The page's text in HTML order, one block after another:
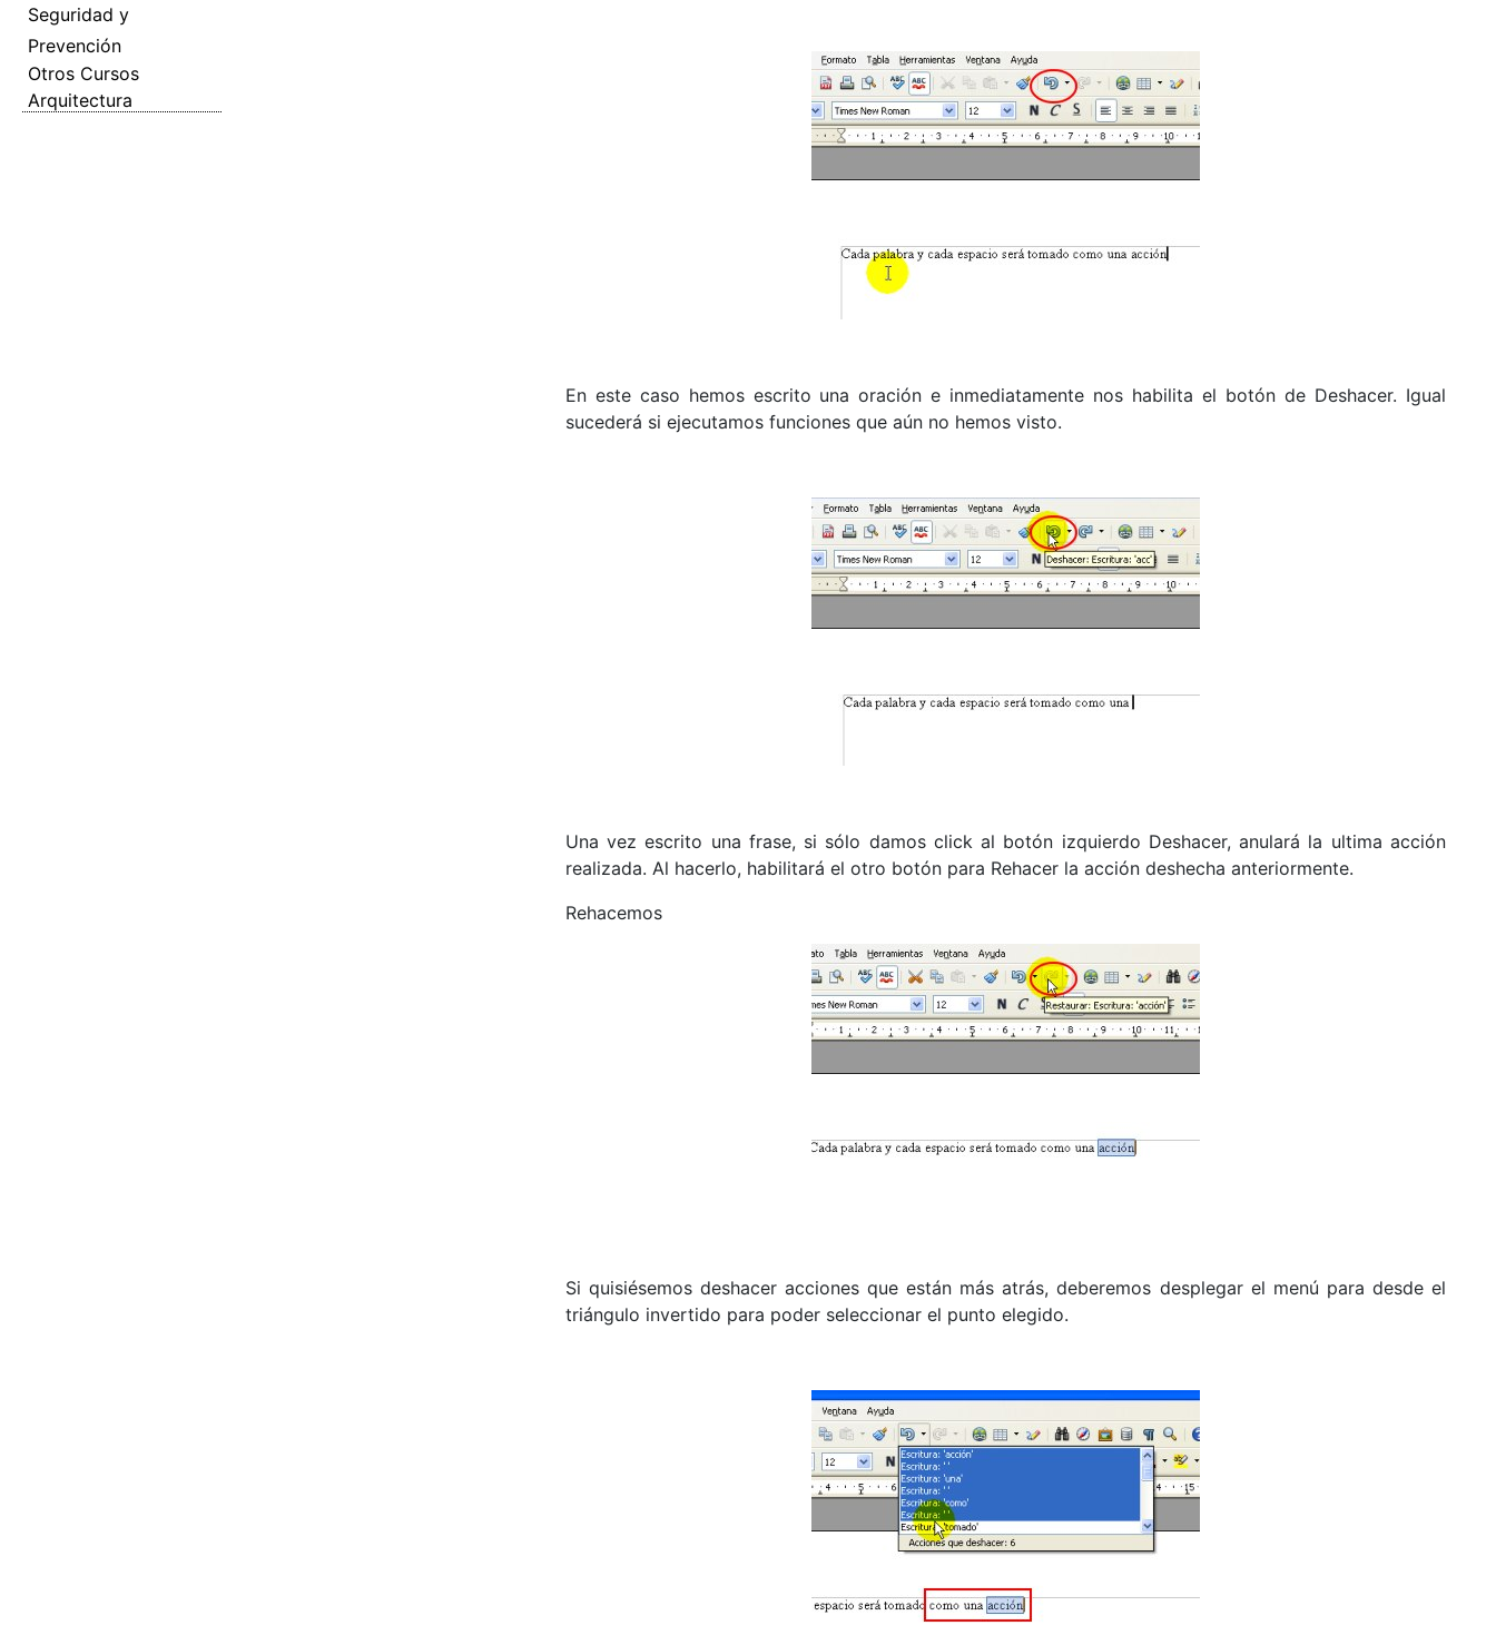
Seguridad y
Prevención
Otros Cursos
Arquitectura
En este caso hemos escrito una oración e inmediatamente nos habilita el botón de Deshacer. Igual
sucederá si ejecutamos funciones que aún no hemos visto.
Una vez escrito una frase, si sólo damos click al botón izquierdo Deshacer, anulará la ultima acción
realizada. Al hacerlo, habilitará el otro botón para Rehacer la acción deshecha anteriormente.
Rehacemos
Si quisiésemos deshacer acciones que están más atrás, deberemos desplegar el menú para desde el
triángulo invertido para poder seleccionar el punto elegido.